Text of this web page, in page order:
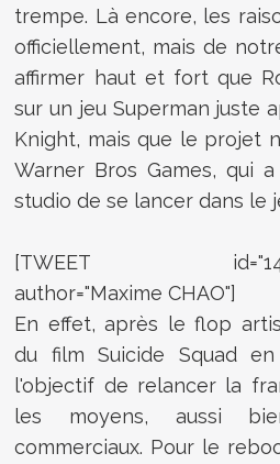
trempe. Là encore, les
officiellement, mais de
affirmer haut et fort que
sur un jeu Superman juste
Knight, mais que le projet
Warner Bros Games, qui
studio de se lancer dans le
[TWEET
author="Maxime CHAO"]
En effet, après le flop
du film Suicide Squad
l'objectif de relancer la
les moyens, aussi
commerciaux. Pour le